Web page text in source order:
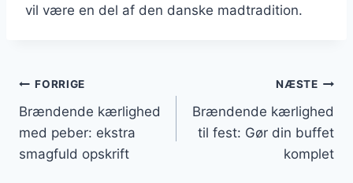
vil være en del af den danske madtradition.
Indlægsnavigation
FORRIGE
Brændende kærlighed
med peber: ekstra
smagfuld opskrift
NÆSTE
Brændende kærlighed
til fest: Gør din buffet
komplet